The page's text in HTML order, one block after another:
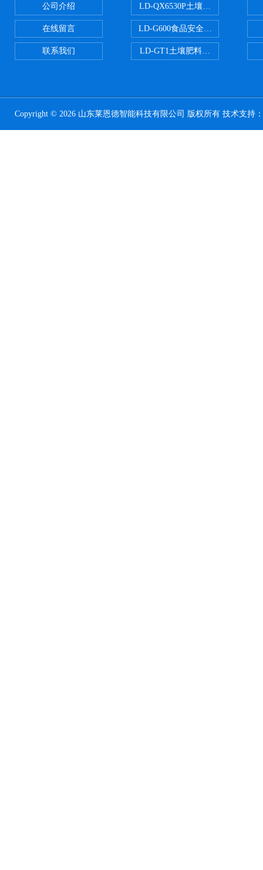
公司介绍
在线留言
联系我们
LD-QX6530P土壤氧化还原电位检
LD-G600食品安全检测仪
LD-GT1土壤肥料养分检测仪
Copyright © 2026 山东莱恩德智能科技有限公司 版权所有 技术支持：